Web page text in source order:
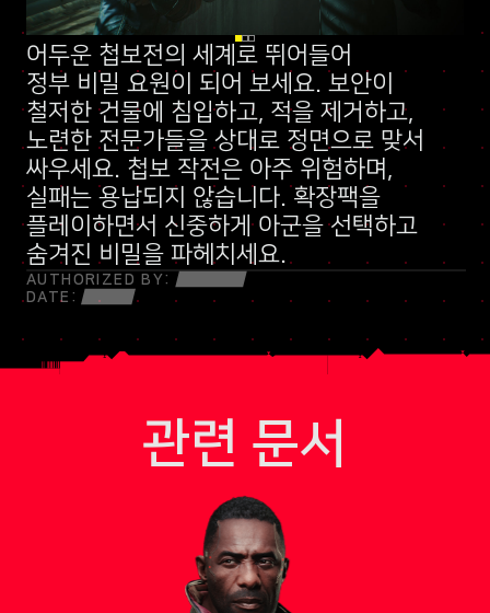
어두운 첩보전의 세계로 뛰어들어
정부 비밀 요원이 되어 보세요. 보안이
철저한 건물에 침입하고, 적을 제거하고,
노련한 전문가들을 상대로 정면으로 맞서
싸우세요. 첩보 작전은 아주 위험하며,
실패는 용납되지 않습니다. 확장팩을
플레이하면서 신중하게 아군을 선택하고
숨겨진 비밀을 파헤치세요.
AUTHORIZED BY:
DATE:
말보다 총알이 먼저 나가는 민병대
신규 스킬 트리
관련 문서